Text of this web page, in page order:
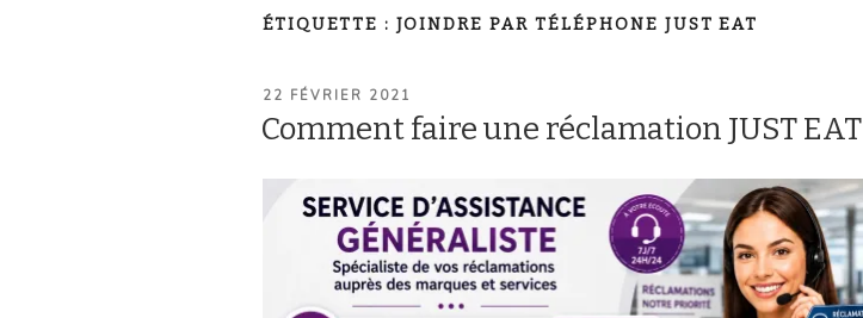
ÉTIQUETTE : JOINDRE PAR TÉLÉPHONE JUST EAT
PUBLIÉ
22 FÉVRIER 2021
Comment faire une réclamation JUST EAT